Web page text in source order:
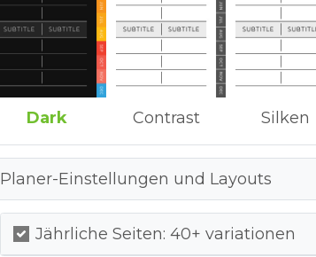
Dark Contrast Silken
Planer-Einstellungen und Layouts
Jährliche Seiten: 40+ variationen